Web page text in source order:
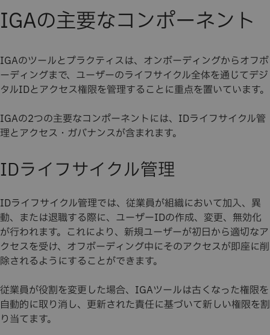
IGAの主要なコンポーネント
IGAのツールとプラクティスは、オンボーディングからオフボ
ーディングまで、ユーザーのライフサイクル全体を通じてデジ
タルIDとアクセス権限を管理することに重点を置いています。
IGAの2つの主要なコンポーネントには、IDライフサイクル管
理とアクセス・ガバナンスが含まれます。
IDライフサイクル管理
IDライフサイクル管理では、従業員が組織において加入、異
動、または退職する際に、ユーザーIDの作成、変更、無効化
が行われます。これにより、新規ユーザーが初日から適切なア
クセスを受け、オフボーディング中にそのアクセスが即座に削
除されるようにすることができます。
従業員が役割を変更した場合、IGAツールは古くなった権限を
自動的に取り消し、更新された責任に基づいて新しい権限を割
り当てます。